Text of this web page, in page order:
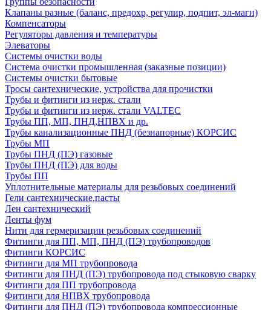
Клапаны разные (баланс, предохр, регулир, подпит, эл-магн)
Компенсаторы
Регуляторы давления и температуры
Элеваторы
Системы очистки воды
Система очистки промышленная (заказные позиции)
Системы очистки бытовые
Тросы сантехнические, устройства для прочистки
Трубы и фитинги из нерж. стали
Трубы и фитинги из нерж. стали VALTEC
Трубы ПП, МП, ПНД,НПВХ и др.
Трубы канализационные ПНД (безнапорные) КОРСИС
Трубы МП
Трубы ПНД (ПЭ) газовые
Трубы ПНД (ПЭ) для воды
Трубы ПП
Уплотнительные материалы для резьбовых соединений
Гели сантехнические,пасты
Лен сантехнический
Ленты фум
Нити для гермеризации резьбовых соединений
Фитинги для ПП, МП, ПНД (ПЭ) трубопроводов
Фитинги КОРСИС
Фитинги для МП трубопровода
Фитинги для ПНД (ПЭ) трубопровода под стыковую сварку
Фитинги для ПП трубопровода
Фитинги для НПВХ трубопровода
Фитинги для ПНД (ПЭ) трубопровода компрессионные